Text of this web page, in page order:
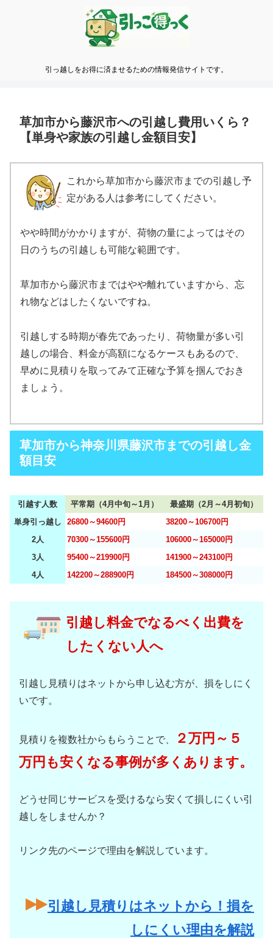
引っ越しをお得に済ませるための情報発信サイトです。
草加市から藤沢市への引越し費用いくら？
【単身や家族の引越し金額目安】
これから草加市から藤沢市までの引越し予
定がある人は参考にしてください。
やや時間がかかりますが、荷物の量によってはその
日のうちの引越しも可能な範囲です。
草加市から藤沢市まではやや離れていますから、忘
れ物などはしたくないですね。
引越しする時期が春先であったり、荷物量が多い引
越しの場合、料金が高額になるケースもあるので、
早めに見積りを取ってみて正確な予算を掴んでおき
ましょう。
草加市から神奈川県藤沢市までの引越し金
額目安
引越す人数 平常期（4月中旬～1月）
最盛期（2月～4月初旬）
単身引っ越し
26800～94600円
38200～106700円
2人
70300～155600円
106000～165000円
3人
95400～219900円
141900～243100円
4人
142200～288900円 184500～308000円
引越し料金でなるべく出費を
したくない人へ
引越し見積りはネットから申し込む方が、損をしにく
いです。
見積りを複数社からもらうことで、
２万円～５
万円も安くなる事例が多くあります。
どうせ同じサービスを受けるなら安くて損しにくい引
越しをしませんか？
リンク先のページで理由を解説しています。
引越し見積りはネットから！損を
しにくい理由を解説